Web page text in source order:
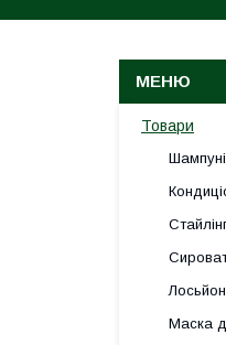
Товари
Маска